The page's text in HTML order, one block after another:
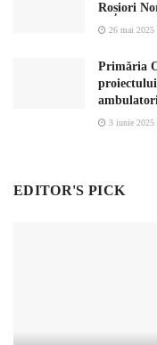
Roșiori
26 mai 2025
Primăria
3 iunie 2025
EDITOR'S PICK